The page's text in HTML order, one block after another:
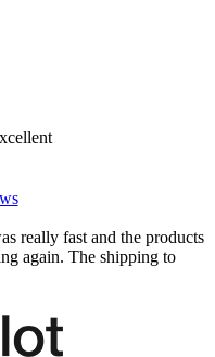
really fast and the products
again. The shipping to